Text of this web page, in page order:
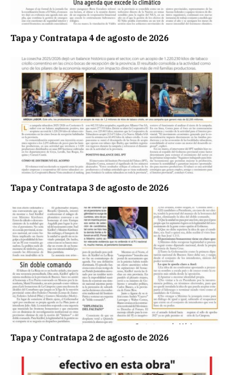
Tapa y Contratapa 4 de agosto de 2026
Tapa y Contratapa 3 de agosto de 2026
Tapa y Contratapa 2 de agosto de 2026